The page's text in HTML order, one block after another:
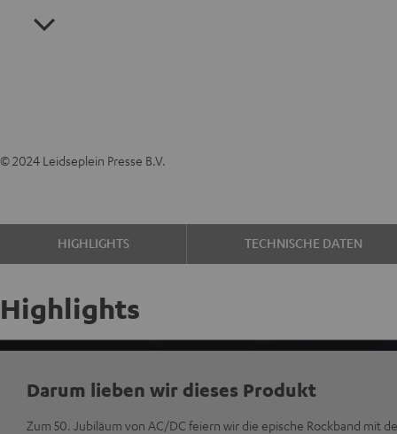
© 2024 Leidseplein Presse B.V.
HIGHLIGHTS TECHNISCHE DATEN
Highlights
Darum lieben wir dieses Produkt
Zum 50. Jubiläum von AC/DC feiern wir die epische Rockband mit